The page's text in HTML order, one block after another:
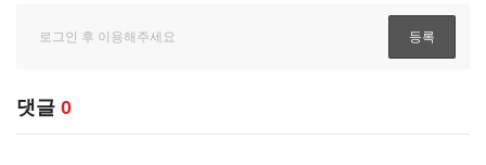
댓글 0